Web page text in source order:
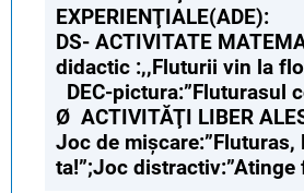
EXPERIENŢIALE(ADE):
DS- ACTIVITATE
didactic :,,Fluturii vin la
DEC-pictura:”Fluturasul
Ø ACTIVITĂŢI LIBER
Joc de mișcare:”Fluturas,
ta!”;Joc distractiv:”Atinge